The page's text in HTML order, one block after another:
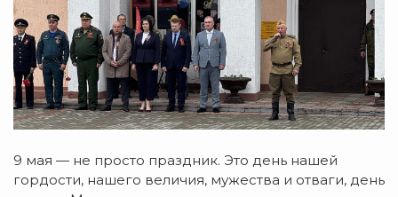
9 мая — не просто праздник. Это день нашей
гордости, нашего величия, мужества и отваги, день